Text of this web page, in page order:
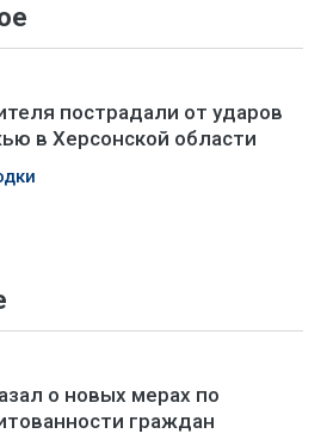
пострадали от ударов
в Херсонской области
о новых мерах по
граждан